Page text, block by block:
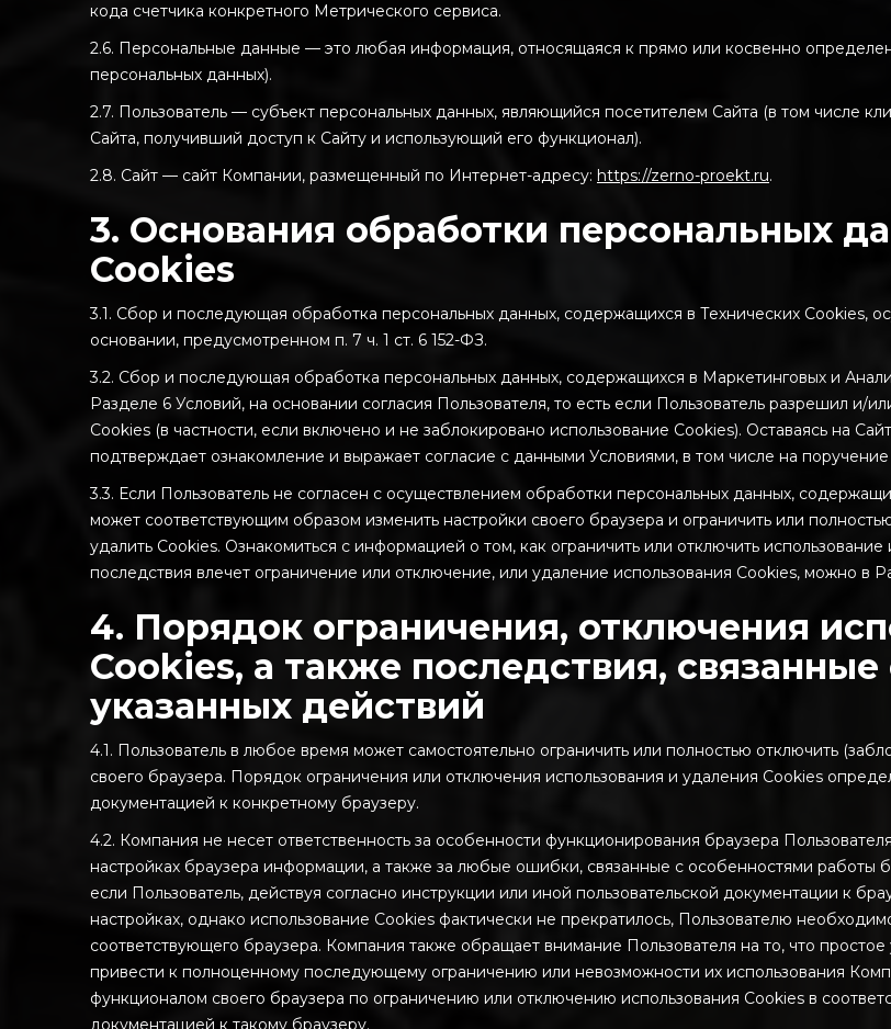
кода счетчика конкретного Метрического сервиса.
2.6. Персональные данные — это любая информация, относящаяся к прямо или косвенно
персональных данных).
2.7. Пользователь — субъект персональных данных, являющийся посетителем Сайта (в том числе
Сайта, получивший доступ к Сайту и использующий его функционал).
2.8. Сайт — сайт Компании, размещенный по Интернет-адресу: https://zerno-proekt.ru.
3. Основания обработки персональных
Cookies
3.1. Сбор и последующая обработка персональных данных, содержащихся в Технических Cookies,
основании, предусмотренном п. 7 ч. 1 ст. 6 152-ФЗ.
3.2. Сбор и последующая обработка персональных данных, содержащихся в Маркетинговых и
Разделе 6 Условий, на основании согласия Пользователя, то есть если Пользователь разрешил и/
Cookies (в частности, если включено и не заблокировано использование Cookies). Оставаясь на
подтверждает ознакомление и выражает согласие с данными Условиями, в том числе на
3.3. Если Пользователь не согласен с осуществлением обработки персональных данных,
может соответствующим образом изменить настройки своего браузера и ограничить или
удалить Cookies. Ознакомиться с информацией о том, как ограничить или отключить
последствия влечет ограничение или отключение, или удаление использования Cookies, можно в
4. Порядок ограничения, отключения
Cookies, а также последствия,
указанных действий
4.1. Пользователь в любое время может самостоятельно ограничить или полностью отключить
своего браузера. Порядок ограничения или отключения использования и удаления Cookies
документацией к конкретному браузеру.
4.2. Компания не несет ответственность за особенности функционирования браузера
настройках браузера информации, а также за любые ошибки, связанные с особенностями работы
если Пользователь, действуя согласно инструкции или иной пользовательской документации к
настройках, однако использование Cookies фактически не прекратилось, Пользователю
соответствующего браузера. Компания также обращает внимание Пользователя на то, что
привести к полноценному последующему ограничению или невозможности их использования
функционалом своего браузера по ограничению или отключению использования Cookies в
документацией к такому браузеру.